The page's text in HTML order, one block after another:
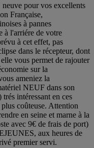
pour vos excellents
Française,
à pannes
à l'arriére de votre
à cet effet, pas
dans le récepteur, dont
vous permet de rajouter
sur la
ameniez la
NEUF dans son
intéressant en ces
coûteuse. Attention
en seine et marne à la
avec 9€ de frais de port)
aux heures de
premier servi.